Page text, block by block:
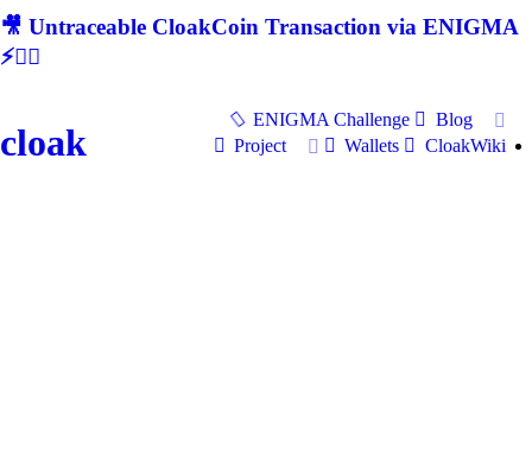
🎥 Untraceable CloakCoin Transaction via ENIGMA
⚡🕵‍♂
cloak
ENIGMA Challenge
Blog
Project
Wallets CloakWiki